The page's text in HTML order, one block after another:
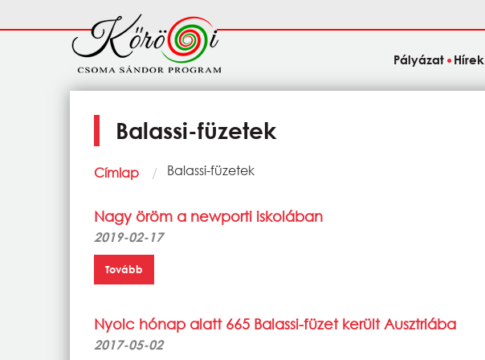
Fő
navigáció
Pályázat Hírek
Balassi-füzetek
Morzsa
Címlap Current:
Balassi-füzetek
Nagy öröm a newporti iskolában
2019-02-17
Tovább
Nyolc hónap alatt 665 Balassi-füzet került Ausztriába
2017-05-02